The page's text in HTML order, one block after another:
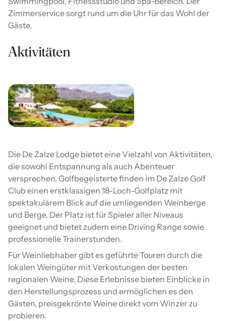
Zimmerservice sorgt rund um die Uhr für das Wohl der
Gäste.
Aktivitäten
Die De Zalze Lodge bietet eine Vielzahl von Aktivitäten,
die sowohl Entspannung als auch Abenteuer
versprechen. Golfbegeisterte finden im De Zalze Golf
Club einen erstklassigen 18-Loch-Golfplatz mit
spektakulärem Blick auf die umliegenden Weinberge
und Berge. Der Platz ist für Spieler aller Niveaus
geeignet und bietet zudem eine Driving Range sowie
professionelle Trainerstunden.
Für Weinliebhaber gibt es geführte Touren durch die
lokalen Weingüter mit Verkostungen der besten
regionalen Weine. Diese Erlebnisse bieten Einblicke in
den Herstellungsprozess und ermöglichen es den
Gästen, preisgekrönte Weine direkt vom Winzer zu
probieren.